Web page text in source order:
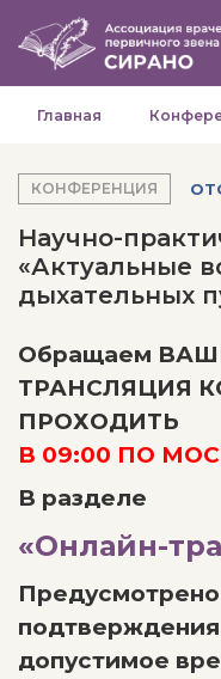
Главная
КОНФЕРЕНЦИЯ
Научно-
«Актуальные
дыхательных
Обращаем
ТРАНСЛЯЦИЯ
ПРОХОДИТЬ
В 09:00 ПО
В разделе
«Онлайн-
допустимое